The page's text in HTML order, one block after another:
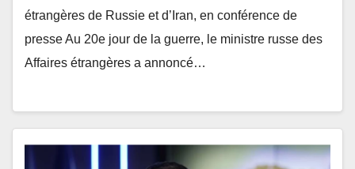
étrangères de Russie et d’Iran, en conférence de
presse Au 20e jour de la guerre, le ministre russe des
Affaires étrangères a annoncé…